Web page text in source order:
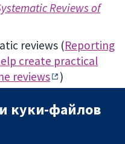
Reviews of
reviews (Reporting
create practical
reviews
)
куки-файлов